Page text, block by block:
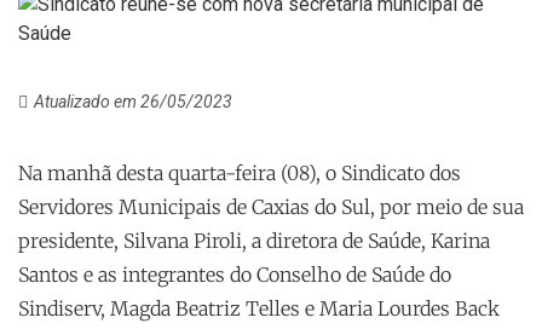
Atualizado em 26/05/2023
Na manhã desta quarta-feira (08), o Sindicato dos
Servidores Municipais de Caxias do Sul, por meio de sua
presidente, Silvana Piroli, a diretora de Saúde, Karina
Santos e as integrantes do Conselho de Saúde do
Sindiserv, Magda Beatriz Telles e Maria Lourdes Back